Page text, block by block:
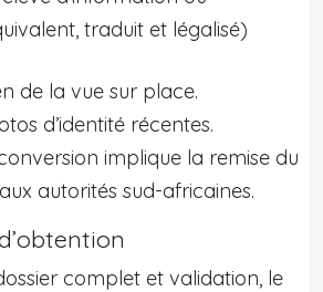
traduit et légalisé)
de la vue sur place.
d’identité récentes.
implique la remise du
autorités sud-africaines.
complet et validation, le